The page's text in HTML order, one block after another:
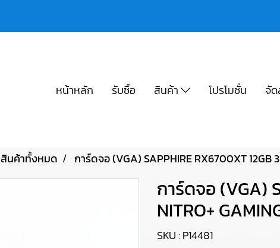
หน้าหลัก รับซื้อ สินค้า โปรโมชั่น จั
สินค้าทั้งหมด การ์ดจอ (VGA) SAPPHIRE RX6700XT 12GB
การ์ดจอ (VGA)
NITRO+
SKU : P14481